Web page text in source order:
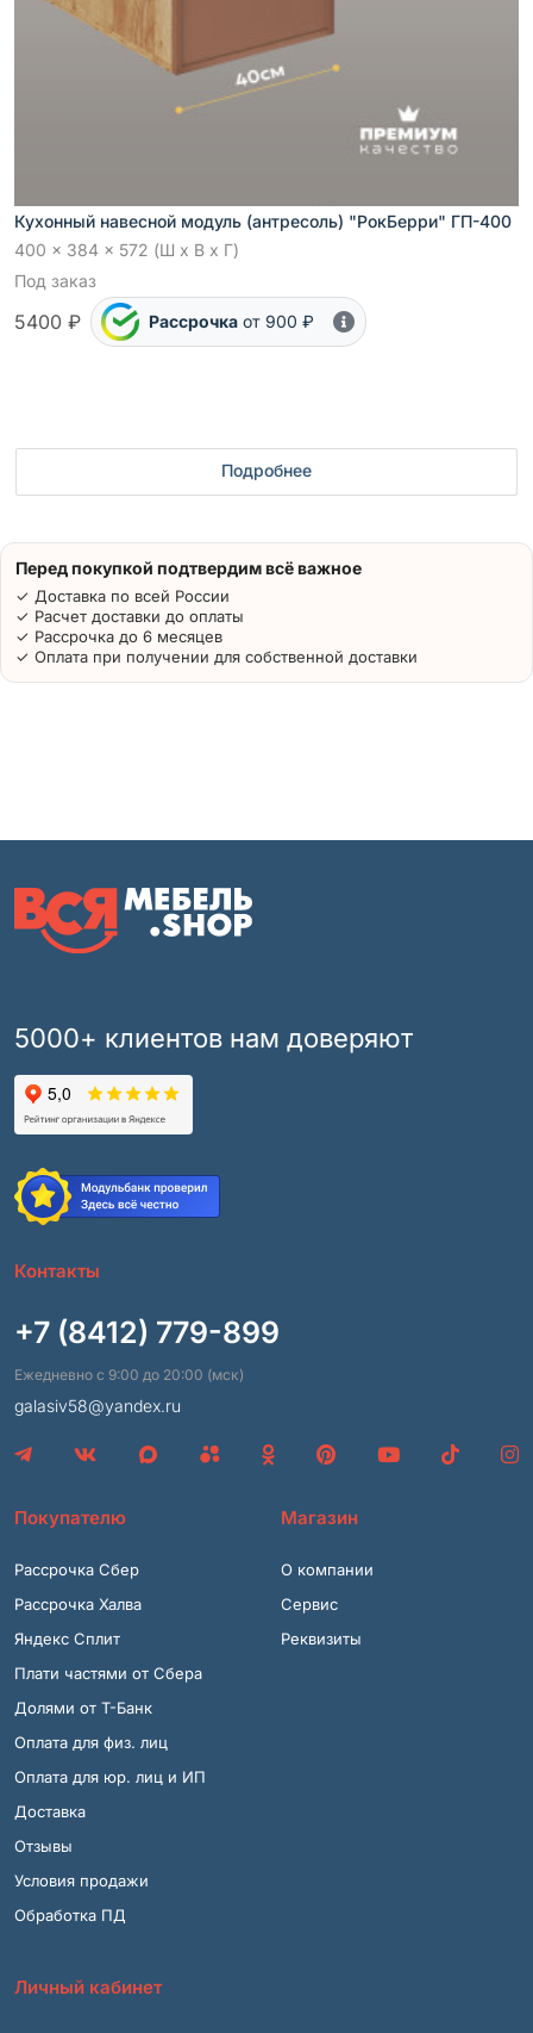
Кухонный навесной модуль (антресоль) "РокБерри" ГП-400
400 x 384 x 572 (Ш x В x Г)
Под заказ
5400 ₽ Рассрочка от 900 ₽
Подробнее
Перед покупкой подтвердим всё важное
✓ Доставка по всей России
✓ Расчет доставки до оплаты
✓ Рассрочка до 6 месяцев
✓ Оплата при получении для собственной доставки
5000+ клиентов нам доверяют
Контакты
+7 (8412) 779-899
Ежедневно с 9:00 до 20:00 (мск)
galasiv58@yandex.ru
Покупателю
Рассрочка Сбер
Рассрочка Халва
Яндекс Сплит
Плати частями от Сбера
Долями от Т-Банк
Оплата для физ. лиц
Оплата для юр. лиц и ИП
Доставка
Отзывы
Условия продажи
Обработка ПД
Магазин
О компании
Сервис
Реквизиты
Личный кабинет